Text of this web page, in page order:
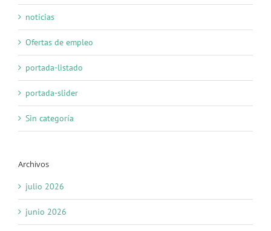
noticias
Ofertas de empleo
portada-listado
portada-slider
Sin categoría
Archivos
julio 2026
junio 2026